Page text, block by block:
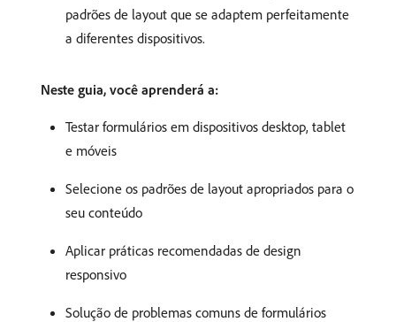
padrões de layout que se adaptem perfeitamente
a diferentes dispositivos.
Neste guia, você aprenderá a:
Testar formulários em dispositivos desktop, tablet
e móveis
Selecione os padrões de layout apropriados para o
seu conteúdo
Aplicar práticas recomendadas de design
responsivo
Solução de problemas comuns de formulários